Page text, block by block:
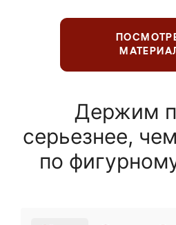
Держим
серьезнее,
по